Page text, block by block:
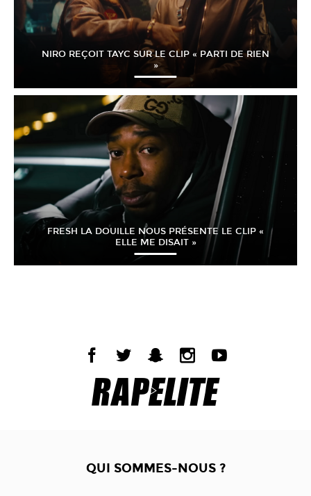
NIRO REÇOIT TAYC SUR LE CLIP « PARTI DE RIEN
»
FRESH LA DOUILLE NOUS PRÉSENTE LE CLIP «
ELLE ME DISAIT »
QUI SOMMES-NOUS ?